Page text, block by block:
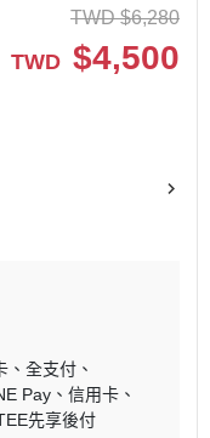
TWD $6,280
TWD $4,500
全支付
Pay
信用卡
先享後付